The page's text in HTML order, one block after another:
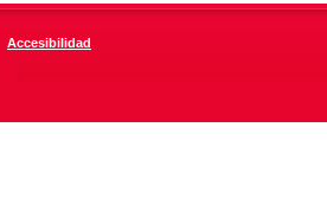
Accesibilidad